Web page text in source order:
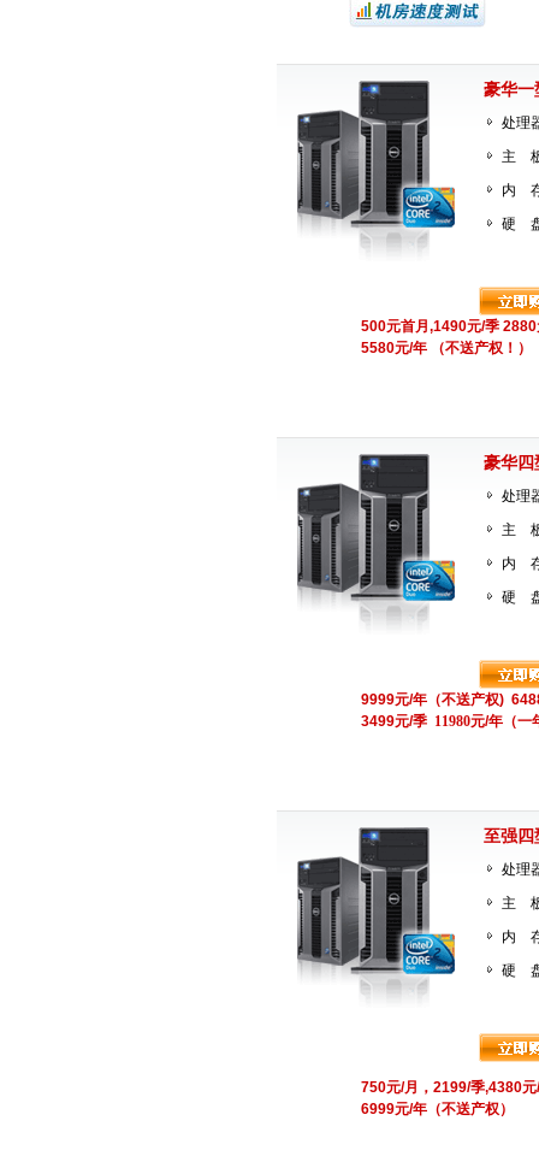
豪华一
处理
主
内
硬
500元首月,1490元/季 2880
5580元/年 （不送产权！）
豪华
处理
主
内
硬
9999元/年（不送产权)
3499元/季 11980元/年（一
至强四
处理
主
内
硬
750元/月， 2199/季,4380元
6999元/年（不送产权）